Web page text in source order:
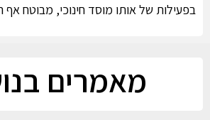
בפעילות של אותו מוסד חינוכי, מבוטח אף
מאמרים